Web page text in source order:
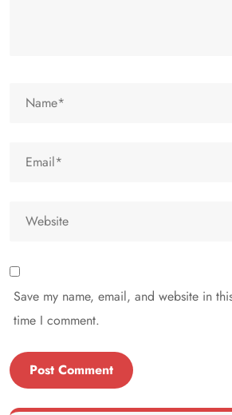
Save my name, email, and website in
time I comment.